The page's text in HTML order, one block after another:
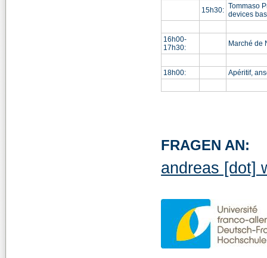
15h30: Tommaso
devices
16h00-
17h30:
Marché de
18h00: Apéritif,
FRAGEN AN:
andreas [dot]